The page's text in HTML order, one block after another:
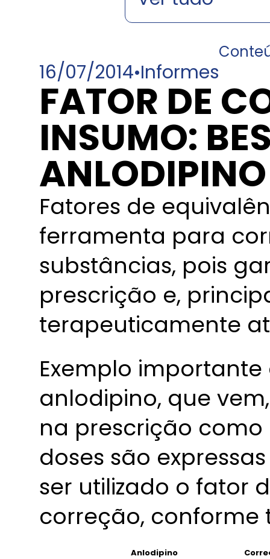
16/07/2014•Informes
FATOR DE
INSUMO:
ANLODIPINO
Fatores de
ferramenta para
substâncias, pois
prescrição e,
terapeuticamente
Exemplo
anlodipino, que
na prescrição
doses são
ser utilizado o fator
correção, conforme
Anlodipino